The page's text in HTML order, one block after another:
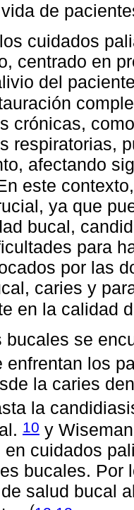
de
cuidados
centrado en
del
crónicas,
respiratorias,
afectando
este
ya que
bucal,
para
por las
caries y
en la calidad
bucales se
enfrentan los
la caries
la
10 y
cuidados
bucales. Por
salud bucal